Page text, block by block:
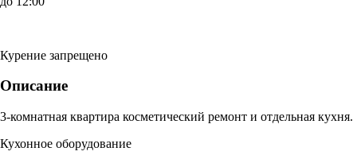
Курение запрещено
Описание
3-комнатная квартира косметический ремонт и отдельная кухня.
Кухонное оборудование